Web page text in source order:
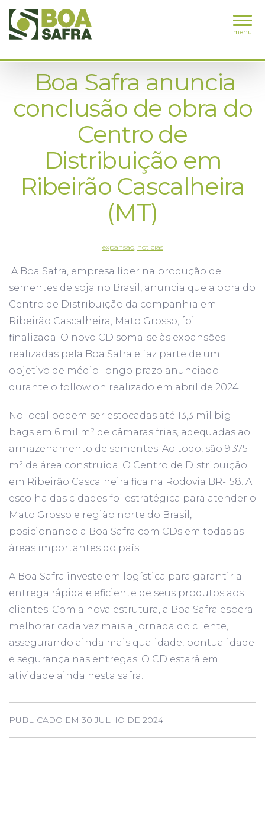
menu
Boa Safra anuncia
conclusão de obra do
Centro de
Distribuição em
Ribeirão Cascalheira
(MT)
expansão, notícias
A Boa Safra, empresa líder na produção de
sementes de soja no Brasil, anuncia que a obra do
Centro de Distribuição da companhia em
Ribeirão Cascalheira, Mato Grosso, foi
finalizada. O novo CD soma-se às expansões
realizadas pela Boa Safra e faz parte de um
objetivo de médio-longo prazo anunciado
durante o follow on realizado em abril de 2024.
No local podem ser estocadas até 13,3 mil big
bags em 6 mil m² de câmaras frias, adequadas ao
armazenamento de sementes. Ao todo, são 9.375
m² de área construída. O Centro de Distribuição
em Ribeirão Cascalheira fica na Rodovia BR-158. A
escolha das cidades foi estratégica para atender o
Mato Grosso e região norte do Brasil,
posicionando a Boa Safra com CDs em todas as
áreas importantes do país.
A Boa Safra investe em logística para garantir a
entrega rápida e eficiente de seus produtos aos
clientes. Com a nova estrutura, a Boa Safra espera
melhorar cada vez mais a jornada do cliente,
assegurando ainda mais qualidade, pontualidade
e segurança nas entregas. O CD estará em
atividade ainda nesta safra.
PUBLICADO EM 30 JULHO DE 2024